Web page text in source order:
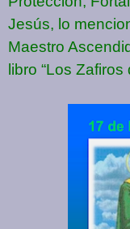
Jesús, lo
Maestro
libro “Los Zafiros